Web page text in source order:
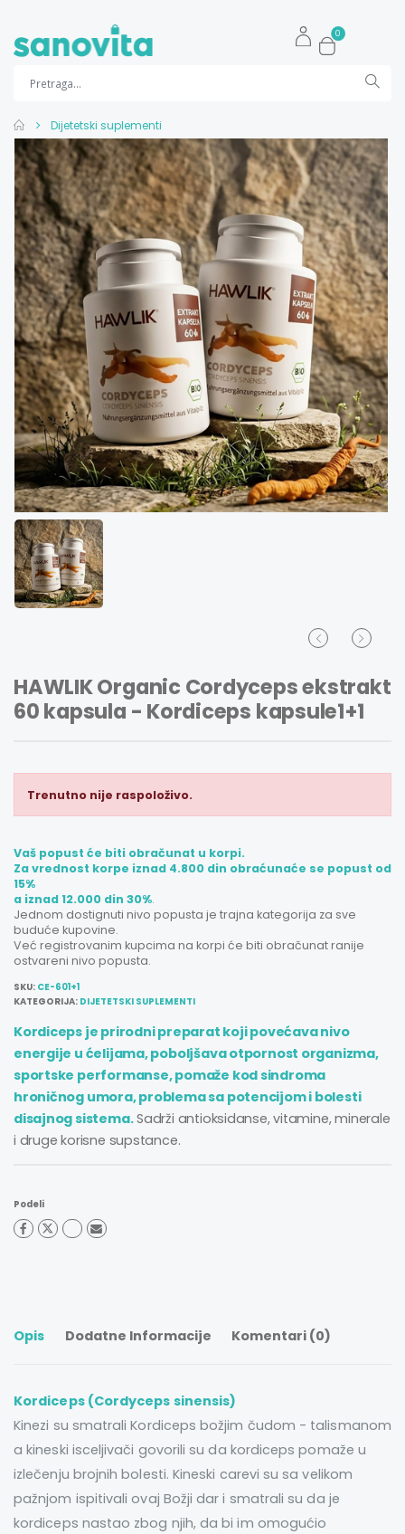
0
Dijetetski suplementi
HAWLIK Organic Cordyceps ekstrakt
60 kapsula - Kordiceps kapsule1+1
Trenutno nije raspoloživo.
Vaš popust će biti obračunat u korpi.
Za vrednost korpe iznad 4.800 din obraćunaće se popust od
15%
a iznad 12.000 din 30%.
Jednom dostignuti nivo popusta je trajna kategorija za sve
buduće kupovine.
Već registrovanim kupcima na korpi će biti obračunat ranije
ostvareni nivo popusta.
SKU: CE-601+1
KATEGORIJA: DIJETETSKI SUPLEMENTI
Kordiceps je prirodni preparat koji povećava nivo
energije u ćelijama, poboljšava otpornost organizma,
sportske performanse, pomaže kod sindroma
hroničnog umora, problema sa potencijom i bolesti
disajnog sistema.Sadrži antioksidanse, vitamine, minerale
i druge korisne supstance.
Podeli
Opis Dodatne Informacije Komentari (0)
Kordiceps (Cordyceps sinensis)
Kinezi su smatrali Kordiceps božjim čudom - talismanom
a kineski isceljivači govorili su da kordiceps pomaže u
izlečenju brojnih bolesti. Kineski carevi su sa velikom
pažnjom ispitivali ovaj Božji dar i smatrali su da je
kordiceps nastao zbog njih, da bi im omogućio